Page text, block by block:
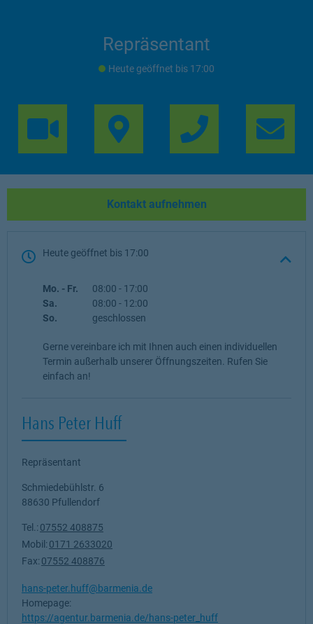
Repräsentant
Heute geöffnet bis 17:00
Link Opens in
Kontakt aufnehmen
Heute geöffnet bis 17:00
Wochentag Öffnungszeiten
Mo. - Fr. 08:00 - 17:00
Sa.
08:00 - 12:00
So.
geschlossen
Gerne vereinbare ich mit Ihnen auch einen individuellen
Termin außerhalb unserer Öffnungszeiten. Rufen Sie
einfach an!
Hans Peter Huff
Repräsentant
Schmiedebühlstr. 6
88630 Pfullendorf
Tel.: 07552 408875
Mobil: 0171 2633020
Fax: 07552 408876
hans-peter.huff@barmenia.de
Homepage:
https://agentur.barmenia.de/hans-peter_huff